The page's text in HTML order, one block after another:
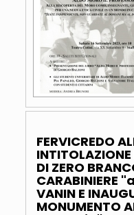
FERVICREDO
DI ZERO
CARABINIERE
VANIN E
MONUMENTO